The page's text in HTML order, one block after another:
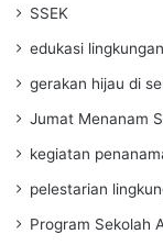
SSEK
edukasi
gerakan hijau di
Jumat Menanam
kegiatan
pelestarian
Program Sekolah